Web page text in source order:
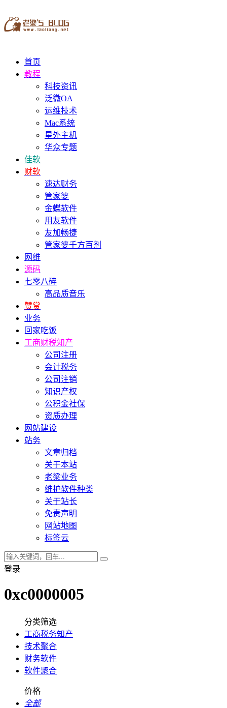
首页
教程
科技资讯
泛微OA
运维技术
Mac系统
星外主机
华众专题
佳软
财软
速达财务
管家婆
金蝶软件
用友软件
友加畅捷
管家婆千方百剂
网维
源码
七零八碎
高品质音乐
赞赏
业务
回家吃饭
工商财税知产
公司注册
会计税务
公司注销
知识产权
公积金社保
资质办理
网站建设
站务
文章归档
关于本站
老梁业务
维护软件种类
关于站长
免责声明
网站地图
标签云
登录
0xc0000005
分类筛选
工商税务知产
技术聚合
财务软件
软件聚合
价格
全部